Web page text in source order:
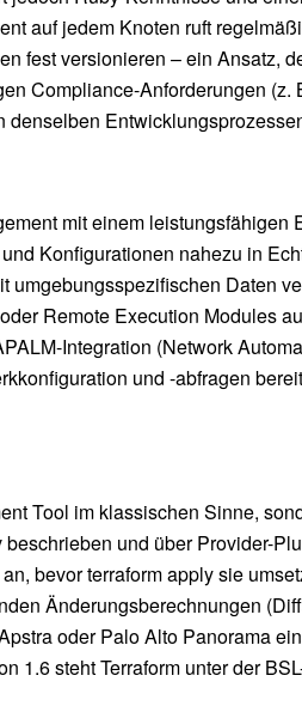
auf jedem Knoten ruft
fest versionieren – ein Ansatz,
Compliance-Anforderungen
mit einem
Konfigurationen nahezu in
umgebungsspezifischen Daten
Remote Execution Modules
Integration (Network
und -abfragen
Tool im klassischen Sinne,
und über Provider-
bevor terraform apply sie
Änderungsberechnungen
oder Palo Alto Panorama
1.6 steht Terraform unter der